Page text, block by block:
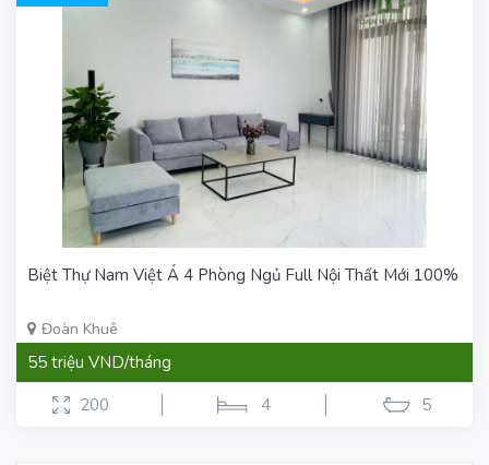
Biệt Thự Nam Việt Á 4 Phòng Ngủ Full Nội Thất Mới 100%
Đoàn Khuê
55 triệu VND/tháng
200
4 5